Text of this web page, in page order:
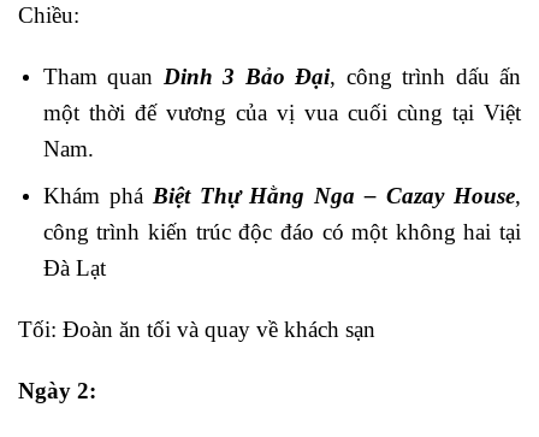
Chiều:
Tham quan Dinh 3 Bảo Đại, công trình dấu ấn
một thời đế vương của vị vua cuối cùng tại Việt
Nam.
Khám phá Biệt Thự Hằng Nga – Cazay House,
công trình kiến trúc độc đáo có một không hai tại
Đà Lạt
Tối: Đoàn ăn tối và quay về khách sạn
Ngày 2: